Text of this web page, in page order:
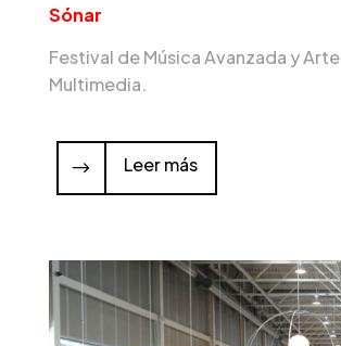
Sónar
Festival de Música Avanzada y Arte
Multimedia.
Leer más